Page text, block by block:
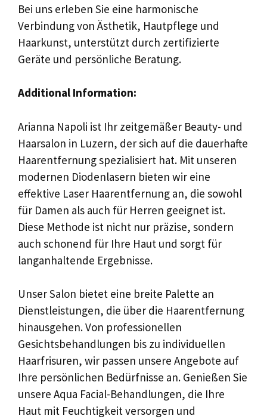
Bei uns erleben Sie eine harmonische
Verbindung von Ästhetik, Hautpflege und
Haarkunst, unterstützt durch zertifizierte
Geräte und persönliche Beratung.
Additional Information:
Arianna Napoli ist Ihr zeitgemäßer Beauty- und
Haarsalon in Luzern, der sich auf die dauerhafte
Haarentfernung spezialisiert hat. Mit unseren
modernen Diodenlasern bieten wir eine
effektive Laser Haarentfernung an, die sowohl
für Damen als auch für Herren geeignet ist.
Diese Methode ist nicht nur präzise, sondern
auch schonend für Ihre Haut und sorgt für
langanhaltende Ergebnisse.
Unser Salon bietet eine breite Palette an
Dienstleistungen, die über die Haarentfernung
hinausgehen. Von professionellen
Gesichtsbehandlungen bis zu individuellen
Haarfrisuren, wir passen unsere Angebote auf
Ihre persönlichen Bedürfnisse an. Genießen Sie
unsere Aqua Facial-Behandlungen, die Ihre
Haut mit Feuchtigkeit versorgen und